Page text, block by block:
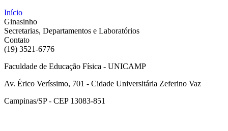
Início
Ginasinho
Secretarias, Departamentos e Laboratórios
Contato
(19) 3521-6776
Faculdade de Educação Física - UNICAMP
Av. Érico Veríssimo, 701 - Cidade Universitária Zeferino Vaz
Campinas/SP - CEP 13083-851